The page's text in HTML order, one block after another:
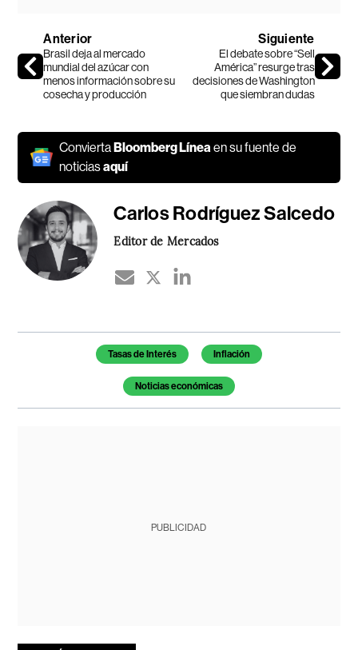
Anterior
Brasil deja al mercado
mundial del azúcar con
menos información sobre su
cosecha y producción
Siguiente
El debate sobre “Sell
América” resurge tras
decisiones de Washington
que siembran dudas
ConviertaBloomberg Línea en su fuente de
noticiasaquí
Carlos Rodríguez Salcedo
Editor de Mercados
Temas de este artículo
Tasas de Interés Inflación
Noticias económicas
PUBLICIDAD